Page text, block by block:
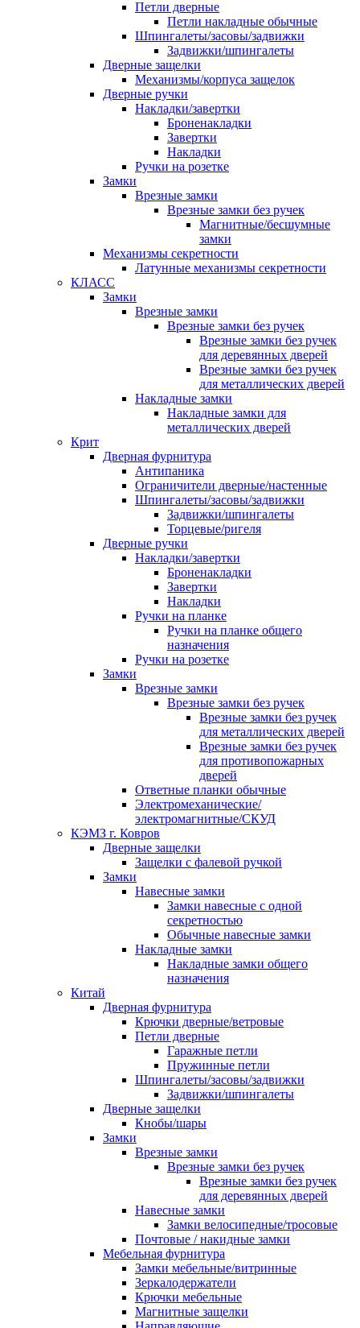
Петли дверные
Петли накладные обычные
Шпингалеты/засовы/задвижки
Задвижки/шпингалеты
Дверные защелки
Механизмы/корпуса защелок
Дверные ручки
Накладки/завертки
Броненакладки
Завертки
Накладки
Ручки на розетке
Замки
Врезные замки
Врезные замки без ручек
Магнитные/бесшумные
замки
Механизмы секретности
Латунные механизмы секретности
КЛАСС
Замки
Врезные замки
Врезные замки без ручек
Врезные замки без ручек
для деревянных дверей
Врезные замки без ручек
для металлических дверей
Накладные замки
Накладные замки для
металлических дверей
Крит
Дверная фурнитура
Антипаника
Ограничители дверные/настенные
Шпингалеты/засовы/задвижки
Задвижки/шпингалеты
Торцевые/ригеля
Дверные ручки
Накладки/завертки
Броненакладки
Завертки
Накладки
Ручки на планке
Ручки на планке общего
назначения
Ручки на розетке
Замки
Врезные замки
Врезные замки без ручек
Врезные замки без ручек
для металлических дверей
Врезные замки без ручек
для противопожарных
дверей
Ответные планки обычные
Электромеханические/
электромагнитные/СКУД
КЭМЗ г. Ковров
Дверные защелки
Защелки с фалевой ручкой
Замки
Навесные замки
Замки навесные с одной
секретностью
Обычные навесные замки
Накладные замки
Накладные замки общего
назначения
Китай
Дверная фурнитура
Крючки дверные/ветровые
Петли дверные
Гаражные петли
Пружинные петли
Шпингалеты/засовы/задвижки
Задвижки/шпингалеты
Дверные защелки
Кнобы/шары
Замки
Врезные замки
Врезные замки без ручек
Врезные замки без ручек
для деревянных дверей
Навесные замки
Замки велосипедные/тросовые
Почтовые / накидные замки
Мебельная фурнитура
Замки мебельные/витринные
Зеркалодержатели
Крючки мебельные
Магнитные защелки